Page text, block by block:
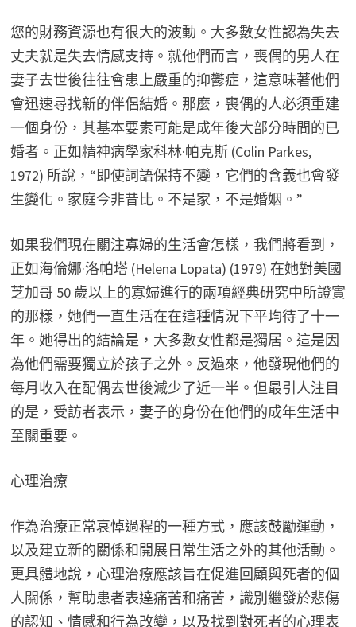
您的財務資源也有很大的波動。大多數女性認為失去
丈夫就是失去情感支持。就他們而言，喪偶的男人在
妻子去世後往往會患上嚴重的抑鬱症，這意味著他們
會迅速尋找新的伴侶結婚。那麼，喪偶的人必須重建
一個身份，其基本要素可能是成年後大部分時間的已
婚者。正如精神病學家科林·帕克斯 (Colin Parkes,
1972) 所說，“即使詞語保持不變，它們的含義也會發
生變化。家庭今非昔比。不是家，不是婚姻。”
如果我們現在關注寡婦的生活會怎樣，​​我們將看到，
正如海倫娜·洛帕塔 (Helena Lopata) (1979) 在她對美國
芝加哥 50 歲以上的寡婦進行的兩項經典研究中所證實
的那樣，她們一直生活在在這種情況下平均待了十一
年。她得出的結論是，大多數女性都是獨居。這是因
為他們需要獨立於孩子之外。反過來，他發現他們的
每月收入在配偶去世後減少了近一半。但最引人注目
的是，受訪者表示，妻子的身份在他們的成年生活中
至關重要。
心理治療
作為治療正常哀悼過程的一種方式，應該鼓勵運動，
以及建立新的關係和開展日常生活之外的其他活動。
更具體地說，心理治療應該旨在促進回顧與死者的個
人關係，幫助患者表達痛苦和痛苦，識別繼發於悲傷
的認知、情感和行為改變，以及找到對死者的心理表